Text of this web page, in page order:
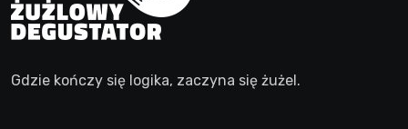
Gdzie kończy się logika, zaczyna się żużel.